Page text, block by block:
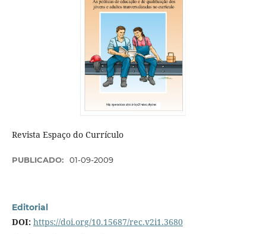
Revista Espaço do Currículo
PUBLICADO: 01-09-2009
Editorial
DOI: https://doi.org/10.15687/rec.v2i1.3680